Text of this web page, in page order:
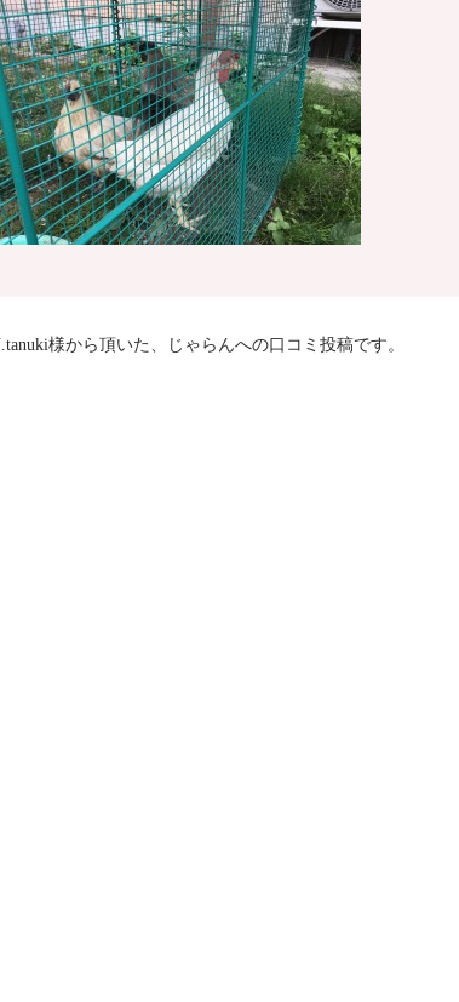
様から頂いた、じゃらんへの口コミ投稿です。